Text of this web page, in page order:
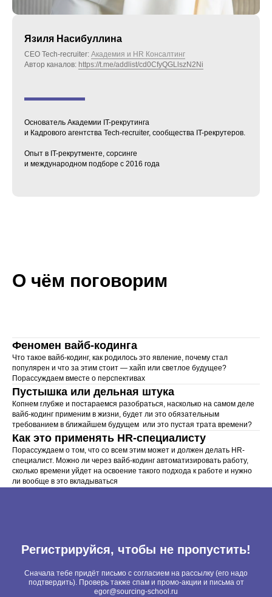
Язиля Насибуллина
CEO Tech-recruiter: Академия и HR Консалтинг
Автор каналов: https://t.me/addlist/cd0CfyQGLlszN2Ni
Основатель Академии IT-рекрутинга
и Кадрового агентства Tech-recruiter, сообщества IT-рекрутеров.
Опыт в IT-рекрутменте, сорсинге
и международном подборе с 2016 года
О чём поговорим
Феномен вайб-кодинга
Что такое вайб-кодинг, как родилось это явление, почему стал
популярен и что за этим стоит — хайп или светлое будущее?
Порассуждаем вместе о перспективах
Пустышка или дельная штука
Копнем глубже и постараемся разобраться, насколько на самом деле
вайб-кодинг применим в жизни, будет ли это обязательным
требованием в ближайшем будущем или это пустая трата времени?
Как это применять HR-специалисту
Порассуждаем о том, что со всем этим может и должен делать HR-
специалист. Можно ли через вайб-кодинг автоматизировать работу,
сколько времени уйдет на освоение такого подхода к работе и нужно
ли вообще в это вкладываться
Регистрируйся, чтобы не пропустить!
Сначала тебе придёт письмо с согласием на рассылку (его надо
подтвердить). Проверь также спам и промо-акции и письма от
egor@sourcing-school.ru
Самый полезный
Telegram о сорсинге